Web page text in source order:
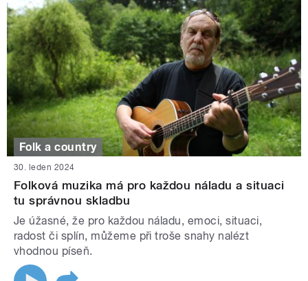
Folk a country
30. leden 2024
Folková muzika má pro každou náladu a situaci
tu správnou skladbu
Je úžasné, že pro každou náladu, emoci, situaci,
radost či splín, můžeme při troše snahy nalézt
vhodnou píseň.